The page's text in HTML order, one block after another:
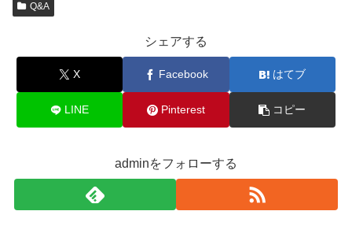
Q&A
シェアする
X Facebook はてブ
LINE Pinterest コピー
adminをフォローする